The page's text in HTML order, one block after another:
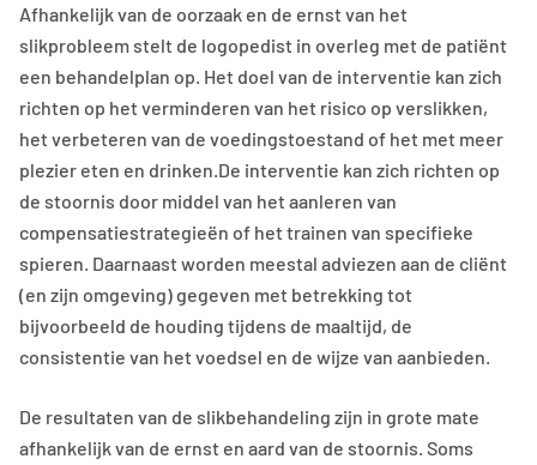
Afhankelijk van de oorzaak en de ernst van het
slikprobleem stelt de logopedist in overleg met de patiënt
een behandelplan op. Het doel van de interventie kan zich
richten op het verminderen van het risico op verslikken,
het verbeteren van de voedingstoestand of het met meer
plezier eten en drinken.De interventie kan zich richten op
de stoornis door middel van het aanleren van
compensatiestrategieën of het trainen van specifieke
spieren. Daarnaast worden meestal adviezen aan de cliënt
(en zijn omgeving) gegeven met betrekking tot
bijvoorbeeld de houding tijdens de maaltijd, de
consistentie van het voedsel en de wijze van aanbieden.
De resultaten van de slikbehandeling zijn in grote mate
afhankelijk van de ernst en aard van de stoornis. Soms